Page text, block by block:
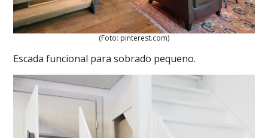
(Foto: pinterest.com)
Escada funcional para sobrado pequeno.